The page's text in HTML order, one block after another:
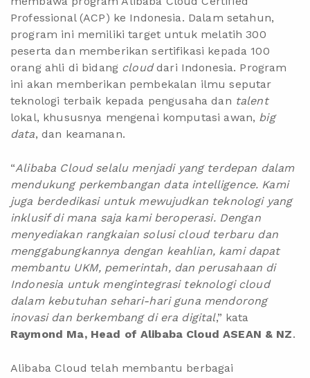
Professional (ACP) ke Indonesia. Dalam setahun,
program ini memiliki target untuk melatih 300
peserta dan memberikan sertifikasi kepada 100
orang ahli di bidang clouddari Indonesia. Program
ini akan memberikan pembekalan ilmu seputar
teknologi terbaik kepada pengusaha dan talent
lokal, khususnya mengenai komputasi awan, big
data, dan keamanan.
“Alibaba Cloud selalu menjadi yang terdepan dalam
mendukung perkembangan data intelligence. Kami
juga berdedikasi untuk mewujudkan teknologi yang
inklusif di mana saja kami beroperasi. Dengan
menyediakan rangkaian solusi cloud terbaru dan
menggabungkannya dengan keahlian, kami dapat
membantu UKM, pemerintah, dan perusahaan di
Indonesia untuk mengintegrasi teknologi cloud
dalam kebutuhan sehari-hari guna mendorong
inovasi dan berkembang di era digital,” kata
Raymond Ma, Head of Alibaba Cloud ASEAN & NZ.
Alibaba Cloud telah membantu berbagai